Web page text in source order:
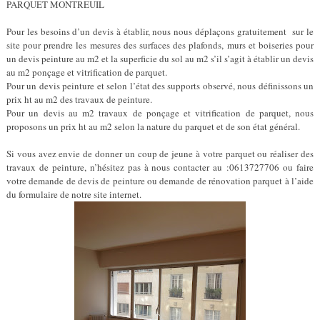
PARQUET MONTREUIL
Pour les besoins d’un devis à établir, nous nous déplaçons gratuitement sur le
site pour prendre les mesures des surfaces des plafonds, murs et boiseries pour
un devis peinture au m2 et la superficie du sol au m2 s’il s’agit à établir un devis
au m2 ponçage et vitrification de parquet.
Pour un devis peinture et selon l’état des supports observé, nous définissons un
prix ht au m2 des travaux de peinture.
Pour un devis au m2 travaux de ponçage et vitrification de parquet, nous
proposons un prix ht au m2 selon la nature du parquet et de son état général.
Si vous avez envie de donner un coup de jeune à votre parquet ou réaliser des
travaux de peinture, n’hésitez pas à nous contacter au :0613727706 ou faire
votre demande de devis de peinture ou demande de rénovation parquet à l’aide
du formulaire de notre site internet.